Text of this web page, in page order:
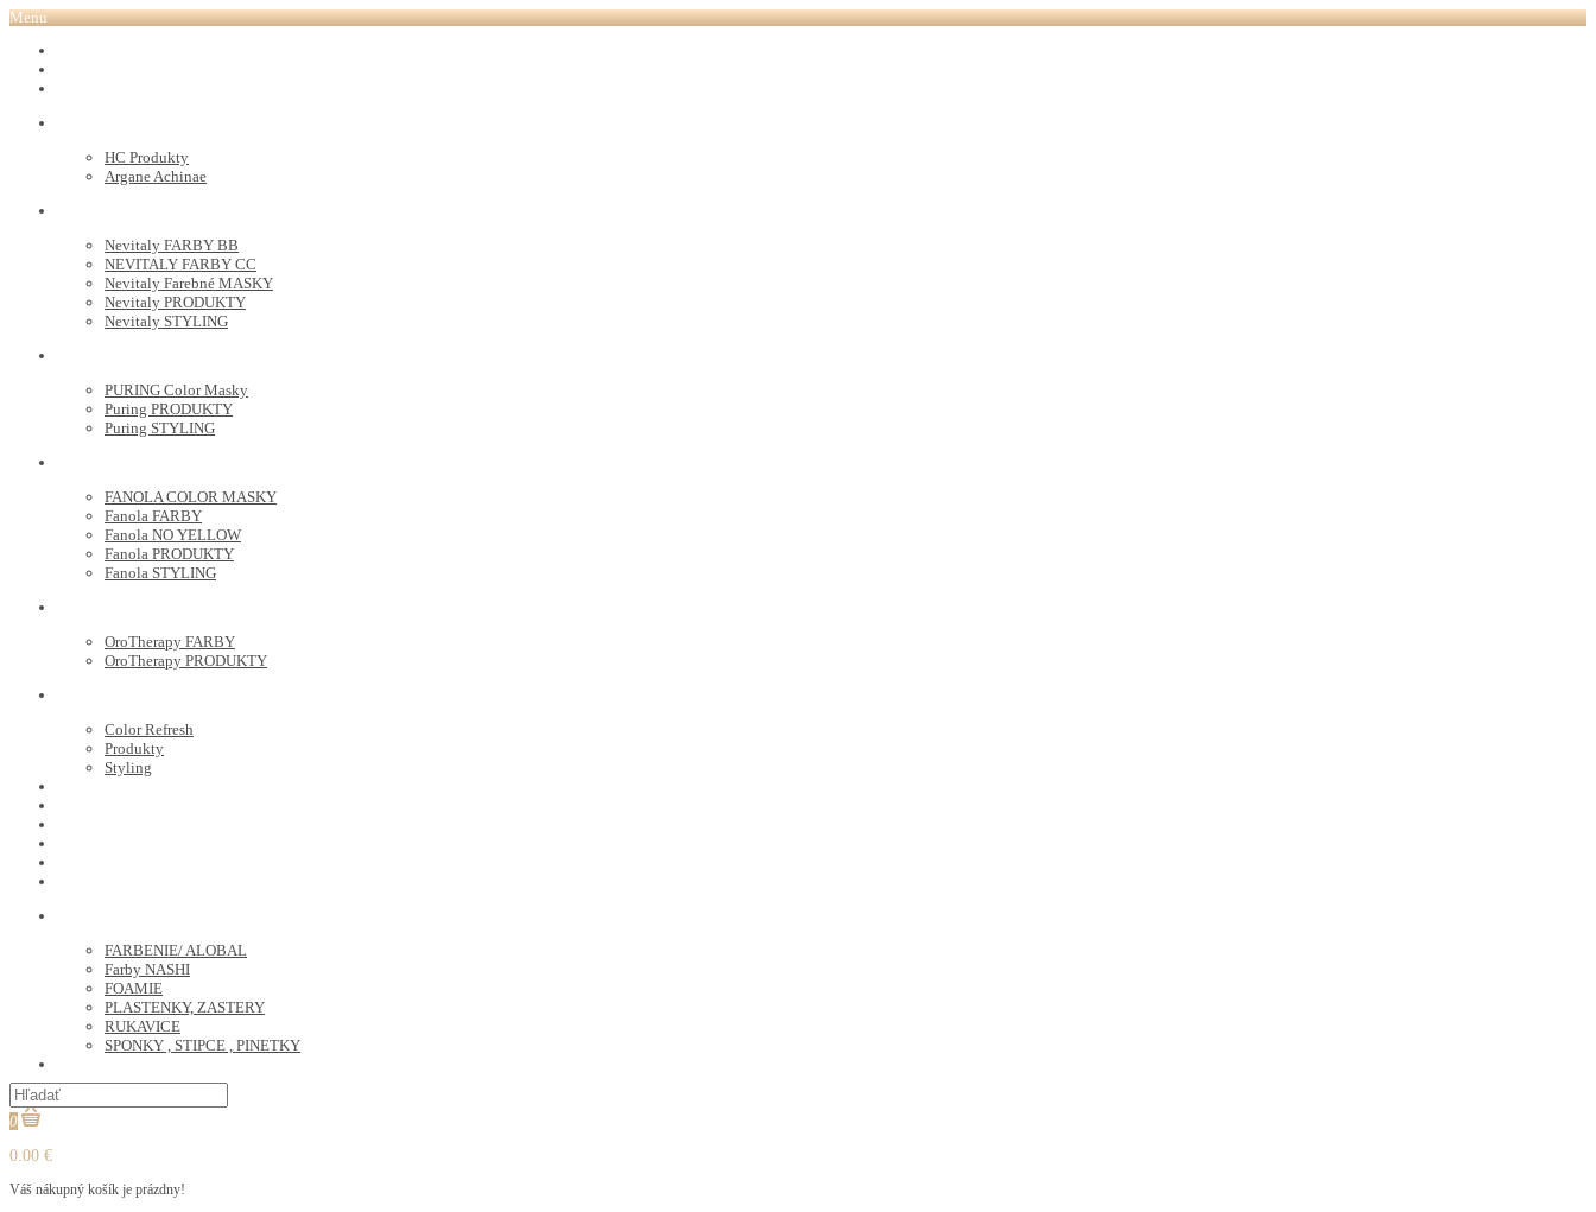
Menu
HC Produkty
Argane Achinae
Nevitaly FARBY BB
NEVITALY FARBY CC
Nevitaly Farebné MASKY
Nevitaly PRODUKTY
Nevitaly STYLING
PURING Color Masky
Puring PRODUKTY
Puring STYLING
FANOLA COLOR MASKY
Fanola FARBY
Fanola NO YELLOW
Fanola PRODUKTY
Fanola STYLING
OroTherapy FARBY
OroTherapy PRODUKTY
Color Refresh
Produkty
Styling
FARBENIE/ ALOBAL
Farby NASHI
FOAMIE
PLASTENKY, ZASTERY
RUKAVICE
SPONKY , STIPCE , PINETKY
0
0.00 €
Váš nákupný košík je prázdny!